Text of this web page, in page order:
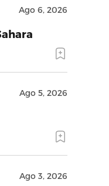
Ago 6, 2026
Ago 5, 2026
Ago 3, 2026